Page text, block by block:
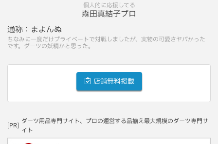
個人的に応援してる
森田真結子プロ
通称： まよんぬ
ちなみに一度だけプライベートで対戦しましたが、実物の可愛さヤバかった
です。ダーツの妖精かと思った。
店舗無料掲載
[PR]
ダーツ用品専門サイト、プロの運営する品揃え最大規模のダーツ専門サ
イト